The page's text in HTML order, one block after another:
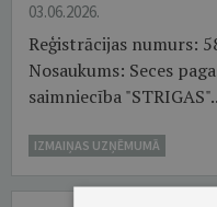
03.06.2026.
Reģistrācijas numurs:
Nosaukums: Seces
saimniecība
IZMAIŅAS UZŅĒMUMĀ